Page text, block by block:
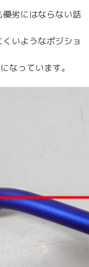
劣にはならない話
いようなポジショ
なっています。